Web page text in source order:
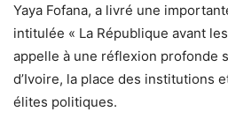
Yaya Fofana, a livré une
intitulée « La République avant
appelle à une réflexion profonde
d’Ivoire, la place des institutions
élites politiques.